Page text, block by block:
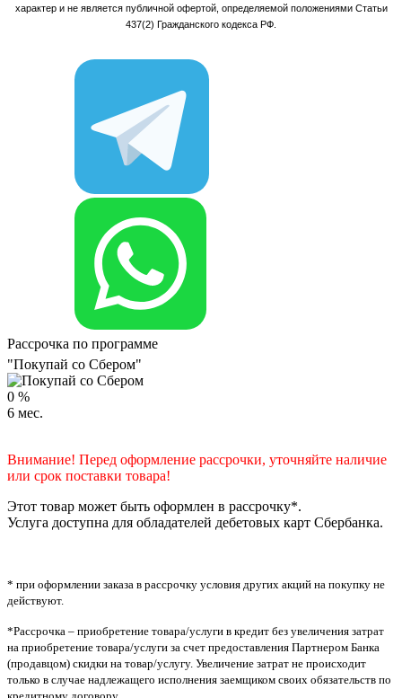
характер и не является публичной офертой, определяемой положениями Статьи
437(2) Гражданского кодекса РФ.
Рассрочка по программе
"Покупай со Сбером"
0 %
6 мес.
Внимание! Перед оформление рассрочки, уточняйте наличие
или срок поставки товара!
Этот товар может быть оформлен в рассрочку*.
Услуга доступна для обладателей дебетовых карт Сбербанка.
* при оформлении заказа в рассрочку условия других акций на покупку не
действуют.
*Рассрочка – приобретение товара/услуги в кредит без увеличения затрат
на приобретение товара/услуги за счет предоставления Партнером Банка
(продавцом) скидки на товар/услугу. Увеличение затрат не происходит
только в случае надлежащего исполнения заемщиком своих обязательств по